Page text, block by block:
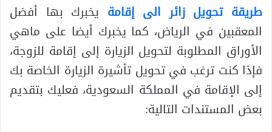
طريقة تحويل زائر الى إقامة يخبرك بها أفضل
المعقبين في الرياض، كما يخبرك أيضا على ماهي
الأوراق المطلوبة لتحويل الزيارة إلى إقامة للزوجة،
فإذا كنت ترغب في تحويل تأشيرة الزيارة الخاصة بك
إلى الإقامة في المملكة السعودية، فعليك بتقديم
بعض المستندات التالية: